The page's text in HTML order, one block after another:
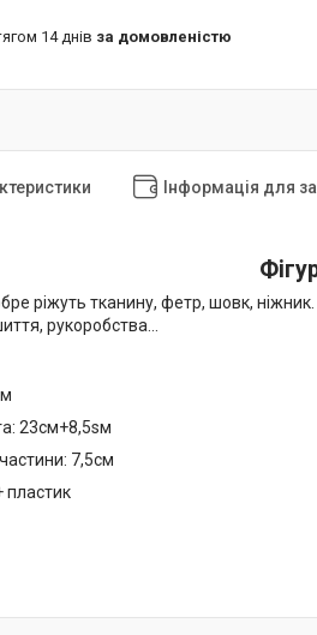
14 днів за домовленістю
Інформація для
ріжуть тканину, фетр, шовк,
рукоробства...
23см+8,5sм
7,5см
пластик